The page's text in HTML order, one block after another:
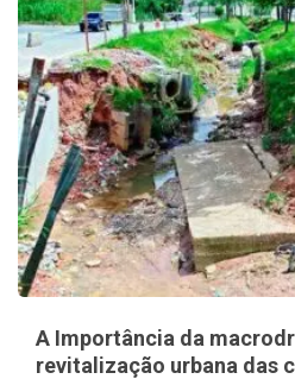
A Importância da
revitalização urbana das